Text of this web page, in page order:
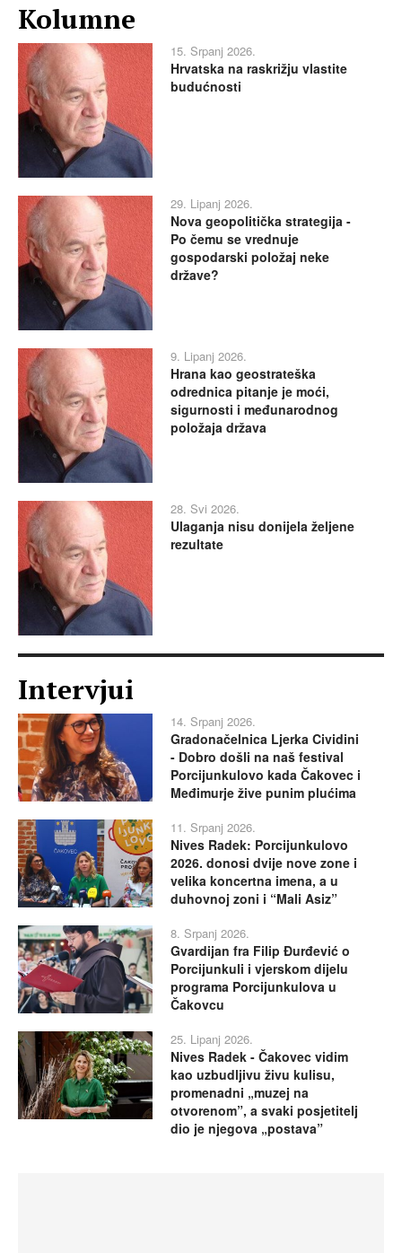
Kolumne
15. Srpanj 2026.
Hrvatska na raskrižju vlastite
budućnosti
29. Lipanj 2026.
Nova geopolitička strategija -
Po čemu se vrednuje
gospodarski položaj neke
države?
9. Lipanj 2026.
Hrana kao geostrateška
odrednica pitanje je moći,
sigurnosti i međunarodnog
položaja država
28. Svi 2026.
Ulaganja nisu donijela željene
rezultate
Intervjui
14. Srpanj 2026.
Gradonačelnica Ljerka Cividini
- Dobro došli na naš festival
Porcijunkulovo kada Čakovec i
Međimurje žive punim plućima
11. Srpanj 2026.
Nives Radek: Porcijunkulovo
2026. donosi dvije nove zone i
velika koncertna imena, a u
duhovnoj zoni i “Mali Asiz”
8. Srpanj 2026.
Gvardijan fra Filip Đurđević o
Porcijunkuli i vjerskom dijelu
programa Porcijunkulova u
Čakovcu
25. Lipanj 2026.
Nives Radek - Čakovec vidim
kao uzbudljivu živu kulisu,
promenadni „muzej na
otvorenom”, a svaki posjetitelj
dio je njegova „postava”